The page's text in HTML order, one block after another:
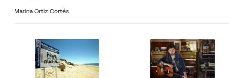
Marina Ortiz Cortés